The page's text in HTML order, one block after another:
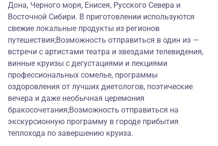
Дона, Черного моря, Енисея, Русского Севера и
Восточной Сибири. В приготовлении используются
свежие локальные продукты из регионов
путешествия;Возможность отправиться в один из —
встречи с артистами театра и звездами телевидения,
винные круизы с дегустациями и лекциями
профессиональных сомелье, программы
оздоровления от лучших диетологов, поэтические
вечера и даже необычная церемония
бракосочетания;Возможность отправиться на
экскурсионную программу в городе прибытия
теплохода по завершению круиза.